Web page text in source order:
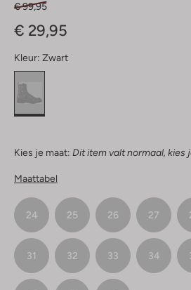
€ 99,95
€ 29,95
Kleur: Zwart
Kies je maat: Dit item valt normaal, kies
Maattabel
24 25 26 27
31 32 33 34